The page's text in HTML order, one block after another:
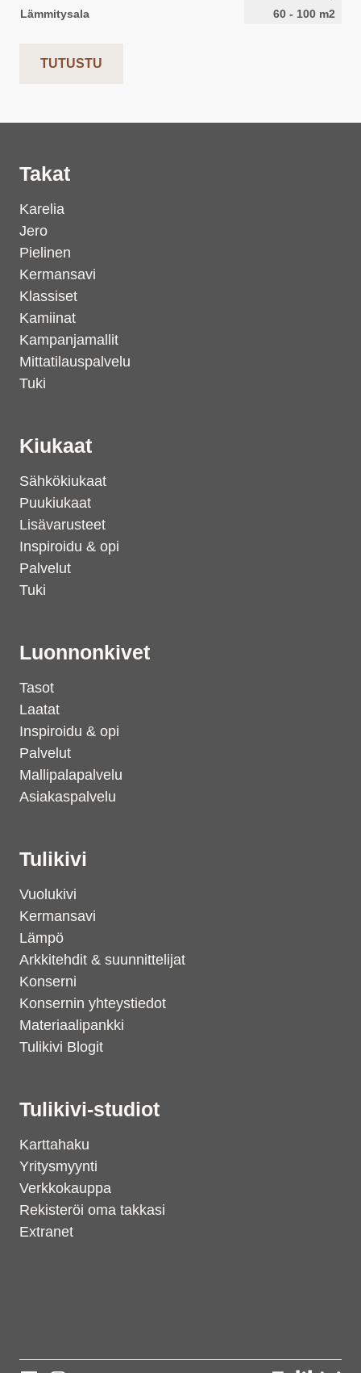
Lämmitysala
60 - 100 m2
TUTUSTU
Takat
Karelia
Jero
Pielinen
Kermansavi
Klassiset
Kamiinat
Kampanjamallit
Mittatilauspalvelu
Tuki
Kiukaat
Sähkökiukaat
Puukiukaat
Lisävarusteet
Inspiroidu & opi
Palvelut
Tuki
Luonnonkivet
Tasot
Laatat
Inspiroidu & opi
Palvelut
Mallipalapalvelu
Asiakaspalvelu
Tulikivi
Vuolukivi
Kermansavi
Lämpö
Arkkitehdit & suunnittelijat
Konserni
Konsernin yhteystiedot
Materiaalipankki
Tulikivi Blogit
Tulikivi-studiot
Karttahaku
Yritysmyynti
Verkkokauppa
Rekisteröi oma takkasi
Extranet
today?